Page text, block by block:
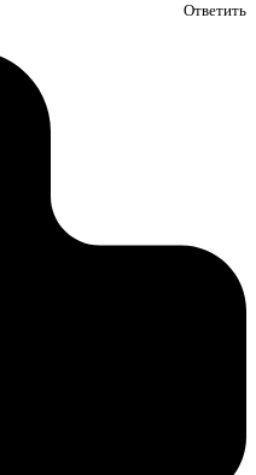
Ответить